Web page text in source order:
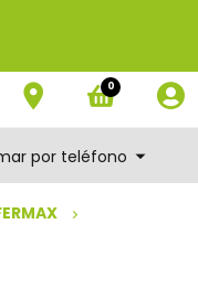
0
por teléfono